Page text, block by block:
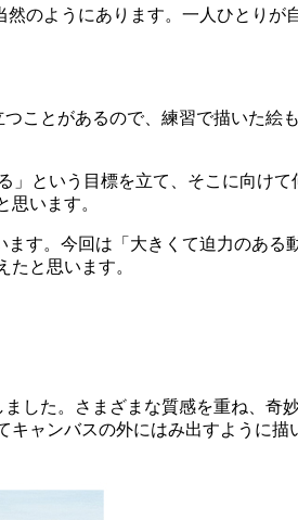
のようにあります。一人ひとり
ことがあるので、練習で描いた絵
という目標を立て、そこに向け
います。
す。今回は「大きくて迫力のあ
と思います。
した。さまざまな質感を重ね、
ャンバスの外にはみ出すように